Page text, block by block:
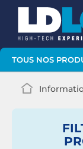
TOUS NOS